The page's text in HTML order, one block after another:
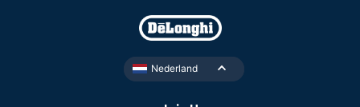
Nederland